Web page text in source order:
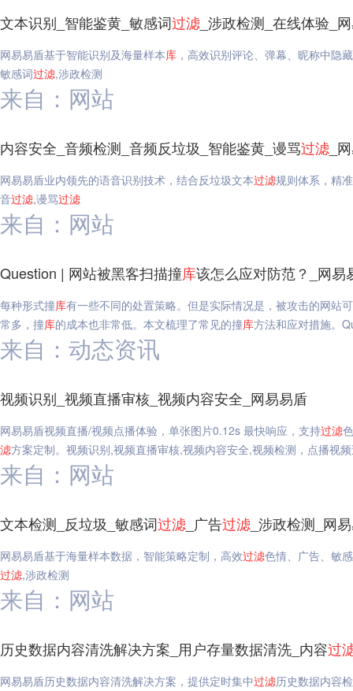
文本识别_智能鉴黄_敏感词过滤 _涉政检测_在线体验_
网易易盾基于智能识别及海量样本库 ，高效识别评论、弹幕、昵称中隐
敏感词过滤,涉政检测
来自：网站
内容安全_音频检测_音频反垃圾_智能鉴黄_谩骂过滤 _
网易易盾业内领先的语音识别技术，结合反垃圾文本过滤规则体系，精
音过滤,谩骂过滤
来自：网站
Question | 网站被黑客扫描撞库该怎么应对防范？_网易
每种形式撞库有一些不同的处置策略。但是实际情况是，被攻击的网站
常多，撞库的成本也非常低。本文梳理了常见的撞库方法和应对措施。
来自：动态资讯
视频识别_视频直播审核_视频内容安全_网易易盾
网易易盾视频直播/视频点播体验，单张图片0.12s 最快响应，支持过滤
滤方案定制。视频识别,视频直播审核,视频内容安全,视频检测，点播视
来自：网站
文本检测_反垃圾_敏感词过滤 _广告过滤 _涉政检测_网
网易易盾基于海量样本数据，智能策略定制，高效过滤色情、广告、敏
过滤,涉政检测
来自：网站
历史数据内容清洗解决方案_用户存量数据清洗_内容过
网易易盾历史数据内容清洗解决方案，提供定时集中过滤历史数据内容